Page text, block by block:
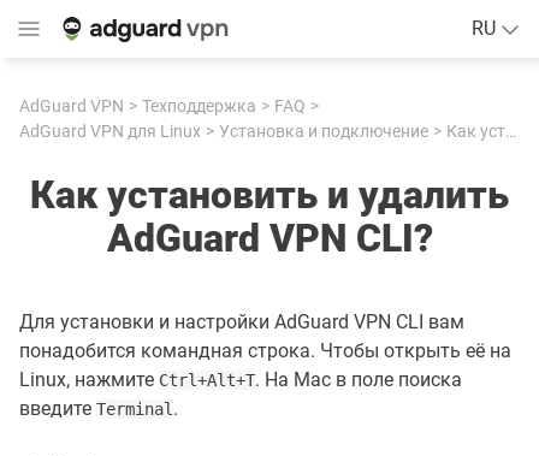
RU
AdGuard VPN Техподдержка
FAQ
AdGuard VPN для Linux
Установка и подключение Как установить и удалить AdGuard VPN CLI?
Как установить и удалить
AdGuard VPN CLI?
Для установки и настройки AdGuard VPN CLI вам
понадобится командная строка. Чтобы открыть её на
Linux, нажмите Ctrl+Alt+T. На Mac в поле поиска
введите Terminal .